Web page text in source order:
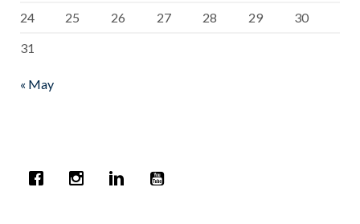
24
25 26 27 28 29
30
31
« May